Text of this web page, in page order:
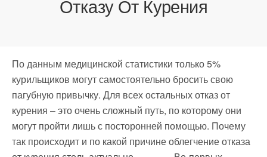
Отказу От Курения
По данным медицинской статистики только 5%
курильщиков могут самостоятельно бросить свою
пагубную привычку. Для всех остальных отказ от
курения – это очень сложный путь, по которому они
могут пройти лишь с посторонней помощью. Почему
так происходит и по какой причине облегчение отказа